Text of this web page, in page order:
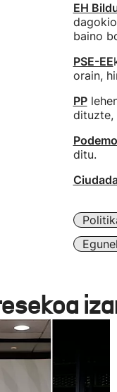
EH
baino
PSE-EE
orain,
PP
dituzte,
ditu.